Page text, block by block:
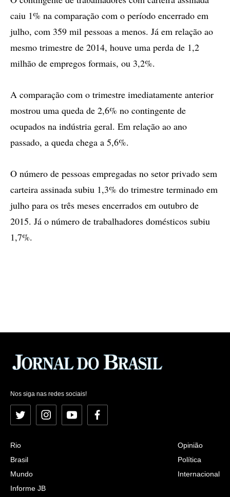
caiu 1% na comparação com o período encerrado em
julho, com 359 mil pessoas a menos. Já em relação ao
mesmo trimestre de 2014, houve uma perda de 1,2
milhão de empregos formais, ou 3,2%.
A comparação com o trimestre imediatamente anterior
mostrou uma queda de 2,6% no contingente de
ocupados na indústria geral. Em relação ao ano
passado, a queda chega a 5,6%.
O número de pessoas empregadas no setor privado sem
carteira assinada subiu 1,3% do trimestre terminado em
julho para os três meses encerrados em outubro de
2015. Já o número de trabalhadores domésticos subiu
1,7%.
Nos siga nas redes sociais!
Twitter InstagramYouTubeFacebook
Rio
Brasil
Mundo
Informe JB
Opinião
Política
Internacional